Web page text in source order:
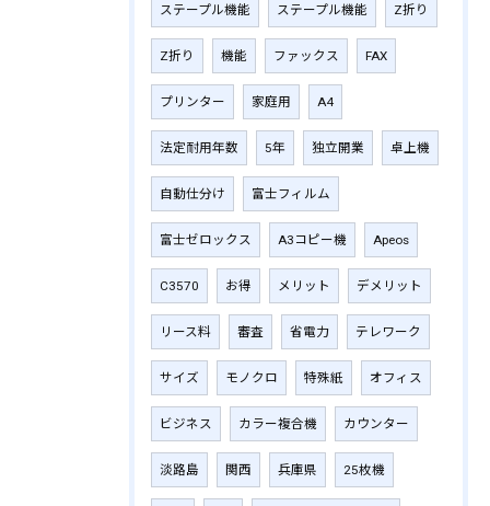
ステープル機能 ステープル機能 Z折り
Z折り 機能 ファックス FAX
プリンター 家庭用 A4
法定耐用年数 5年 独立開業 卓上機
自動仕分け 富士フィルム
富士ゼロックス A3コピー機 Apeos
C3570 お得 メリット デメリット
リース料 審査 省電力 テレワーク
サイズ モノクロ 特殊紙 オフィス
ビジネス カラー複合機 カウンター
淡路島 関西 兵庫県 25枚機